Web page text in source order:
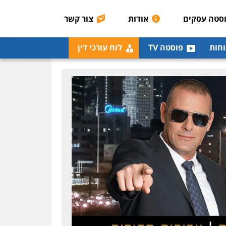
עסקים אודות צור קשר
פוסטה TV לוח עורכי דין
מחיקת כתבות מגוגל
ודחיקת אזכורים שליליים
דין
0522508109
אחסון אתרים
מהירות הגנה גיבוי
תמיכה שירותים מקצועיים
לעורכי דין
מרכז התחלה חדשה
אסירים עבירות מין
שירותים מקצועיים לעורכי
דין
0544500346
מאיה בלום, עו"ס,
טיפול ושיקום
טיפול בהתמכרויות